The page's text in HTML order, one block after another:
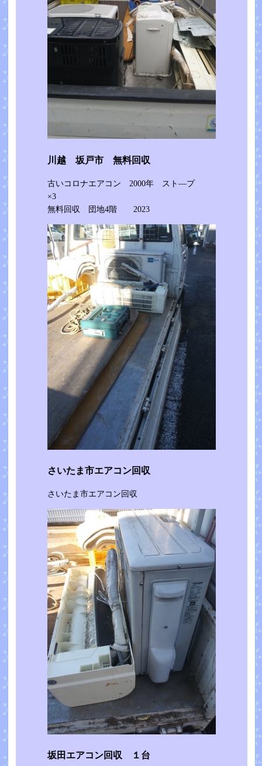
川越 坂戸市 無料回収
古いコロナエアコン 2000年 スト―プ
×3
無料回収 団地4階 2023
さいたま市エアコン回収
さいたま市エアコン回収
坂田エアコン回収 １台